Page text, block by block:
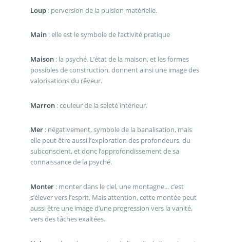
Loup: perversion de la pulsion matérielle.
Main: elle est le symbole de l’activité pratique
Maison: la psyché. L’état de la maison, et les formes
possibles de construction, donnent ainsi une image des
valorisations du rêveur.
Marron: couleur de la saleté intérieur.
Mer: négativement, symbole de la banalisation, mais
elle peut être aussi l’exploration des profondeurs, du
subconscient, et donc l’approfondissement de sa
connaissance de la psyché.
Monter: monter dans le ciel, une montagne... c’est
s’élever vers l’esprit. Mais attention, cette montée peut
aussi être une image d’une progression vers la vanité,
vers des tâches exaltées.